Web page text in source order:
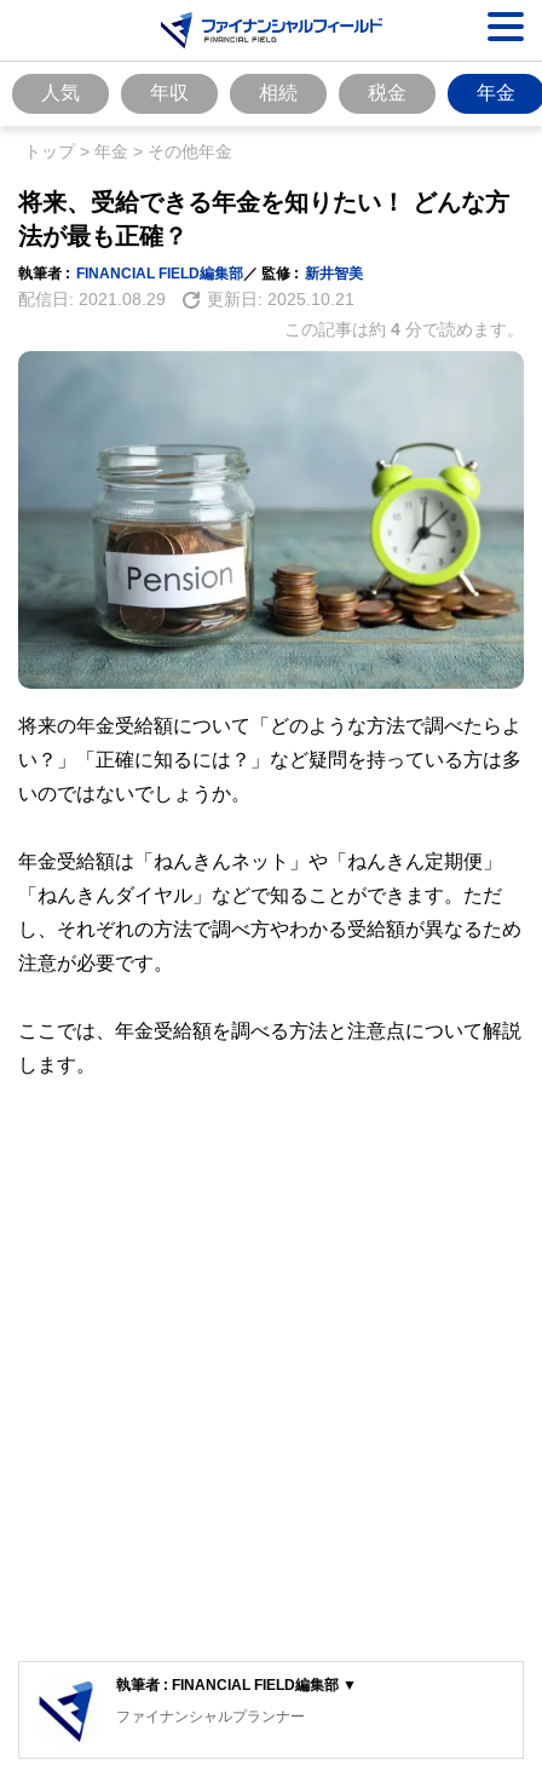
人気 年収 相続 税金 年金
トップ> 年金 > その他年金
将来、受給できる年金を知りたい！ どんな方
法が最も正確？
執筆者 : FINANCIAL FIELD編集部 ／ 監修 : 新井智美
配信日: 2021.08.29 更新日: 2025.10.21
この記事は約 4 分で読めます。
将来の年金受給額について「どのような方法で調べたらよ
い？」「正確に知るには？」など疑問を持っている方は多
いのではないでしょうか。
年金受給額は「ねんきんネット」や「ねんきん定期便」
「ねんきんダイヤル」などで知ることができます。ただ
し、それぞれの方法で調べ方やわかる受給額が異なるため
注意が必要です。
ここでは、年金受給額を調べる方法と注意点について解説
します。
執筆者 : FINANCIAL FIELD編集部 ▼
ファイナンシャルプランナー
FinancialField編集部は、金融、経済に関する記事を、日々